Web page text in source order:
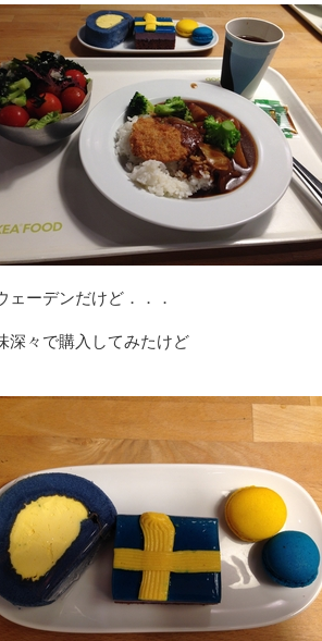
ェーデンだけど．．．
深々で購入してみたけど